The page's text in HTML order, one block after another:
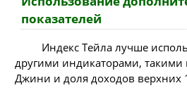
показателей
Индекс Тейла лучше
другими индикаторами, такими
Джини и доля доходов верхних